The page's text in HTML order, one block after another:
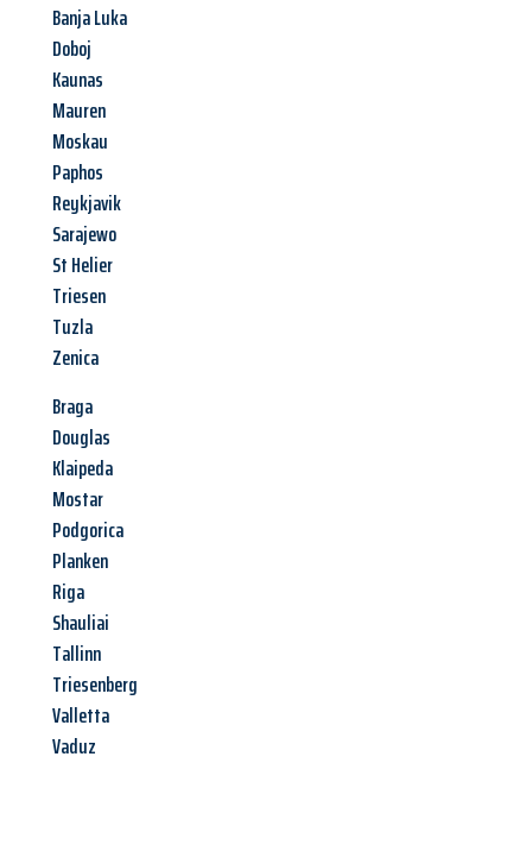
Banja Luka
Doboj
Kaunas
Mauren
Moskau
Paphos
Reykjavik
Sarajewo
St Helier
Triesen
Tuzla
Zenica
Braga
Douglas
Klaipeda
Mostar
Podgorica
Planken
Riga
Shauliai
Tallinn
Triesenberg
Valletta
Vaduz